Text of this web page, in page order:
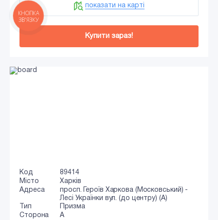
показати на карті
Купити зараз!
Код
89414
Місто
Харків
Адреса
просп. Героїв Харкова (Московський) -
Лесі Українки вул. (до центру) (А)
Тип
Призма
Сторона
A
КНОПКА
ЗВ'ЯЗКУ